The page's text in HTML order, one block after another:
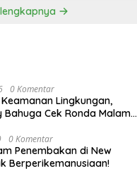
0 Komentar
Lingkungan,
Bahuga Cek Ronda Malam
0 Komentar
Penembakan di New
Berperikemanusiaan!